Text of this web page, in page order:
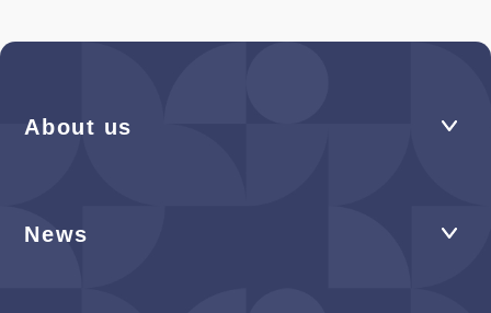
About us
News